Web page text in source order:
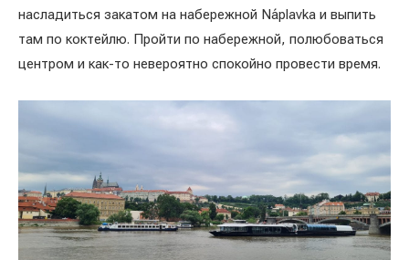
насладиться закатом на набережной Náplavka и выпить
там по коктейлю. Пройти по набережной, полюбоваться
центром и как-то невероятно спокойно провести время.